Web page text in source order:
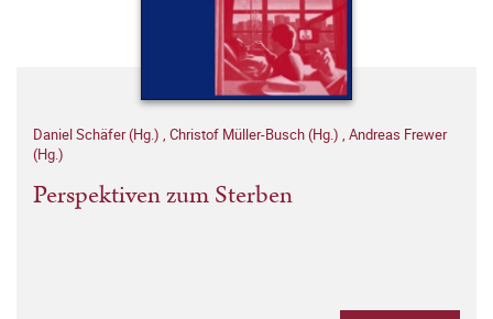
Daniel Schäfer (Hg.) , Christof Müller-Busch (Hg.) , Andreas Frewer
(Hg.)
Perspektiven zum Sterben